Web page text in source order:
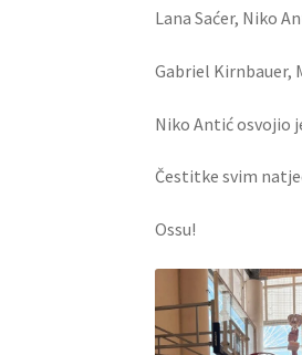
Lana Saćer, Niko
Gabriel Kirnbauer,
Niko Antić osvojio
Čestitke svim
Ossu!